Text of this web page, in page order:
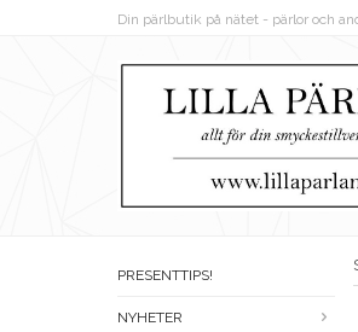
Din pärlbutik på nätet - pärlor och
PRESENTTIPS!
NYHETER